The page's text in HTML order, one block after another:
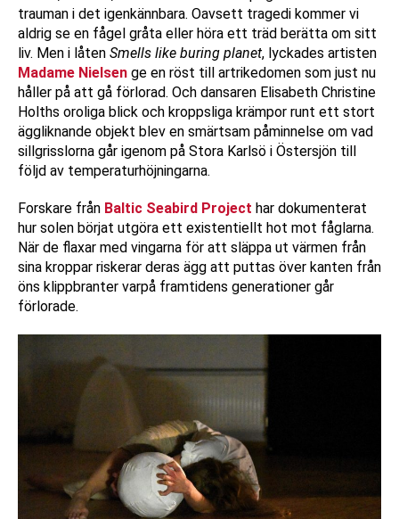
trauman i det igenkännbara. Oavsett tragedi kommer vi
aldrig se en fågel gråta eller höra ett träd berätta om sitt
liv. Men i låten Smells like buring planet, lyckades artisten
Madame Nielsen ge en röst till artrikedomen som just nu
håller på att gå förlorad. Och dansaren Elisabeth Christine
Holths oroliga blick och kroppsliga krämpor runt ett stort
äggliknande objekt blev en smärtsam påminnelse om vad
sillgrisslorna går igenom på Stora Karlsö i Östersjön till
följd av temperaturhöjningarna.
Forskare från Baltic Seabird Project har dokumenterat
hur solen börjat utgöra ett existentiellt hot mot fåglarna.
När de flaxar med vingarna för att släppa ut värmen från
sina kroppar riskerar deras ägg att puttas över kanten från
öns klippbranter varpå framtidens generationer går
förlorade.